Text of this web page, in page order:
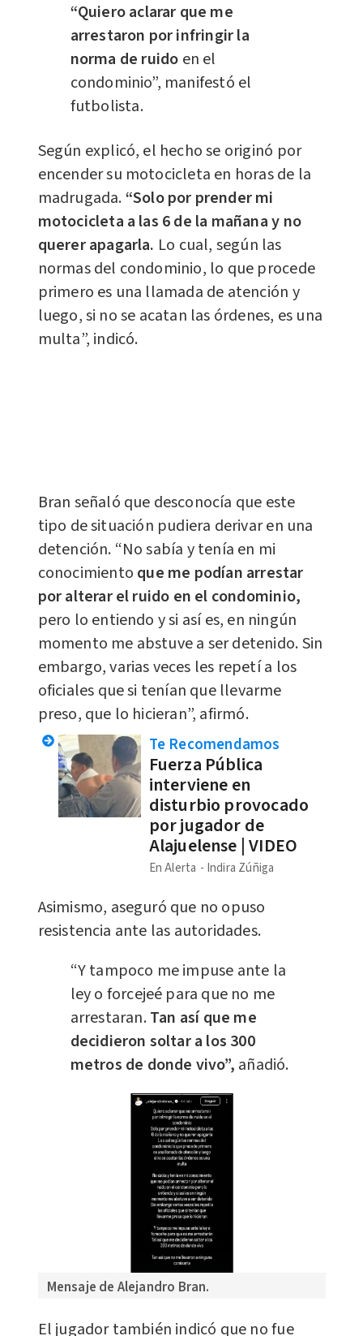
“Quiero aclarar que me
arrestaron por infringir la
norma de ruido en el
condominio”, manifestó el
futbolista.
Según explicó, el hecho se originó por
encender su motocicleta en horas de la
madrugada.“Solo por prender mi
motocicleta a las 6 de la mañana y no
querer apagarla. Lo cual, según las
normas del condominio, lo que procede
primero es una llamada de atención y
luego, si no se acatan las órdenes, es una
multa”, indicó.
Bran señaló que desconocía que este
tipo de situación pudiera derivar en una
detención. “No sabía y tenía en mi
conocimiento que me podían arrestar
por alterar el ruido en el condominio,
pero lo entiendo y si así es, en ningún
momento me abstuve a ser detenido. Sin
embargo, varias veces les repetí a los
oficiales que si tenían que llevarme
preso, que lo hicieran”, afirmó.
Te Recomendamos
Fuerza Pública
interviene en
disturbio provocado
por jugador de
Alajuelense | VIDEO
En Alerta Indira Zúñiga
Asimismo, aseguró que no opuso
resistencia ante las autoridades.
“Y tampoco me impuse ante la
ley o forcejeé para que no me
arrestaran.Tan así que me
decidieron soltar a los 300
metros de donde vivo”, añadió.
Mensaje de Alejandro Bran.
El jugador también indicó que no fue